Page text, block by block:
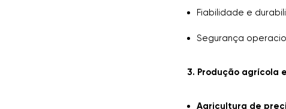
Fiabilidade e
Segurança
3. Produção agrícola
Agricultura de